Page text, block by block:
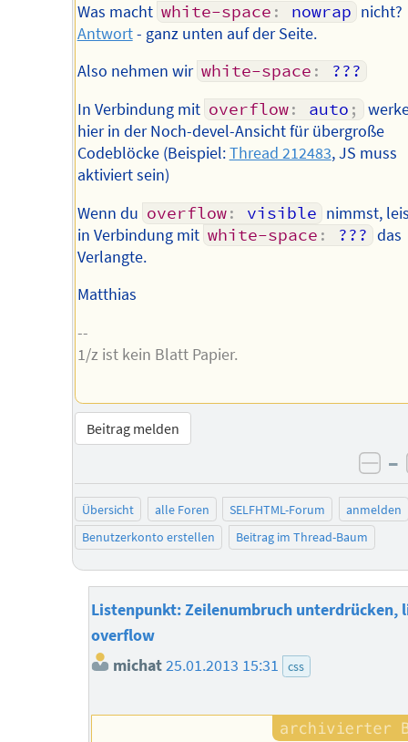
Was macht white-space : nowrap nicht?
Antwort- ganz unten auf der Seite.
Also nehmen wir white-space :
???
In Verbindung mit overflow: auto ;
hier in der Noch-devel-Ansicht für übergroße
Codeblöcke (Beispiel:Thread 212483, JS muss
aktiviert sein)
Wenn du overflow: visible nimmst,
in Verbindung mit white-space : ??? das
Verlangte.
Matthias
--
1/z ist kein Blatt Papier.
Beitrag melden
–
Übersicht alle Foren SELFHTML-Forum
anmelden
Benutzerkonto erstellen
Beitrag im Thread-Baum
Listenpunkt: Zeilenumbruch unterdrücken,
overflow
michat 25.01.2013 15:31 css